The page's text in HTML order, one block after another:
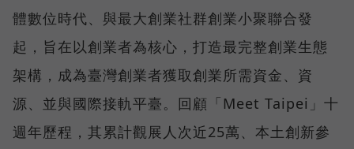
體數位時代、與最大創業社群創業小聚聯合發
起，旨在以創業者為核心，打造最完整創業生態
架構，成為臺灣創業者獲取創業所需資金、資
源、並與國際接軌平臺。回顧「Meet Taipei」十
週年歷程，其累計觀展人次近25萬、本土創新參